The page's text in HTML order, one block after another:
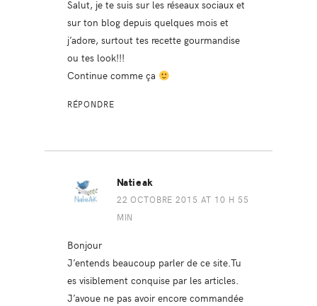
Salut, je te suis sur les réseaux sociaux et
sur ton blog depuis quelques mois et
j’adore, surtout tes recette gourmandise
ou tes look!!!
Continue comme ça
RÉPONDRE
Natieak
22 OCTOBRE 2015 AT 10 H 55
MIN
Bonjour
J’entends beaucoup parler de ce site.Tu
es visiblement conquise par les articles.
J’avoue ne pas avoir encore commandée